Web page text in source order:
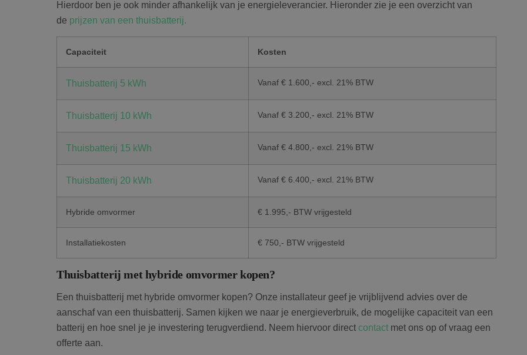
Hierdoor ben je ook minder afhankelijk van je energieleverancier. Hieronder zie je een overzicht van
de prijzen van een thuisbatterij.
Capaciteit Kosten
Thuisbatterij 5 kWh Vanaf € 1.600,- excl. 21% BTW
Thuisbatterij 10 kWh Vanaf € 3.200,- excl. 21% BTW
Thuisbatterij 15 kWh Vanaf € 4.800,- excl. 21% BTW
Thuisbatterij 20 kWh Vanaf € 6.400,- excl. 21% BTW
Hybride omvormer € 1.995,- BTW vrijgesteld
Installatiekosten € 750,- BTW vrijgesteld
Thuisbatterij met hybride omvormer kopen?
Een thuisbatterij met hybride omvormer kopen? Onze installateur geef je vrijblijvend advies over de
aanschaf van een thuisbatterij. Samen kijken we naar je energieverbruik, de mogelijke capaciteit van een
batterij en hoe snel je je investering terugverdiend. Neem hiervoor direct contact met ons op of vraag een
offerte aan.